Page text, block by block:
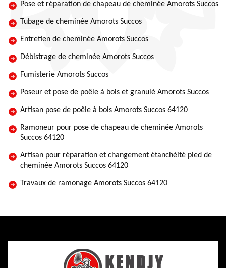
Pose et réparation de chapeau de cheminée Amorots Succos
Tubage de cheminée Amorots Succos
Entretien de cheminée Amorots Succos
Débistrage de cheminée Amorots Succos
Fumisterie Amorots Succos
Poseur et pose de poêle à bois et granulé Amorots Succos
Artisan pose de poêle à bois Amorots Succos 64120
Ramoneur pour pose de chapeau de cheminée Amorots
Succos 64120
Artisan pour réparation et changement étanchéité pied de
cheminée Amorots Succos 64120
Travaux de ramonage Amorots Succos 64120